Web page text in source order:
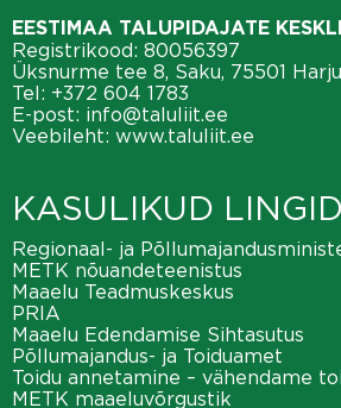
EESTIMAA TALUPIDAJATE
Registrikood: 80056397
Üksnurme tee 8, Saku, 75501
Tel: +372 604 1783
E-post: info@taluliit.ee
Veebileht: www.taluliit.ee
KASULIKUD LINGID
Regionaal- ja
METK nõuandeteenistus
Maaelu Teadmuskeskus
PRIA
Maaelu Edendamise Sihtasutus
Põllumajandus- ja Toiduamet
Toidu annetamine – vähendame
METK maaeluvõrgustik